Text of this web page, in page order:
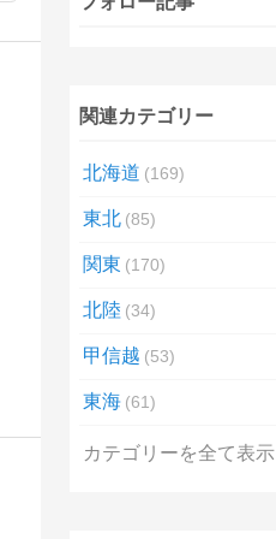
関連カテゴリー
北海道 169
東北 85
関東 170
北陸 34
甲信越 53
東海 61
カテゴリーを全て表示